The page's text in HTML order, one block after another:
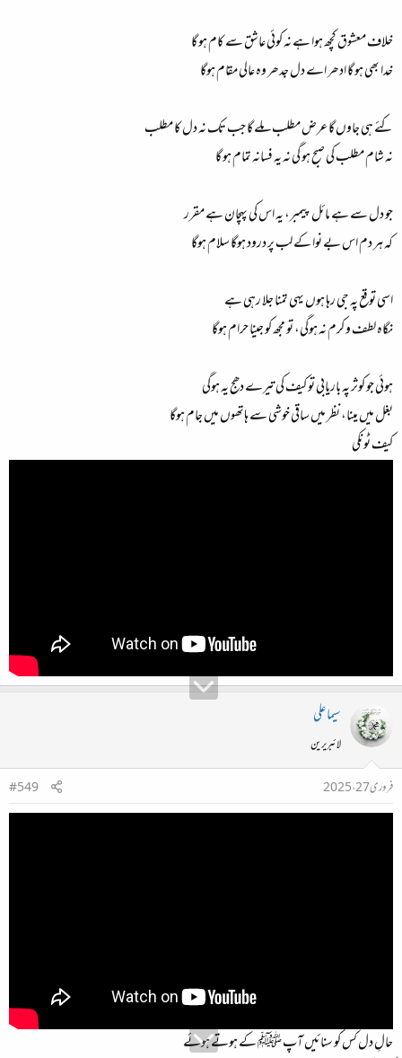
خلاف معشوق کچھ ہوا ہے نہ کوئی عاشق سے کام ہو گا
خدا بھی ہو گا ادھر اے دل جدھر وہ عالی مقام ہوگا
کئے ہی جاوں گا عرض مطلب ملے گا جب تک نہ دل کا مطلب
نہ شام مطلب کی صبح ہو گی نہ یہ فسانہ تمام ہو گا
جو دل سے ہے مائل پیمبر، یہ اس کی پہچان ہے مقرر
کہ ہر دم اس بے نوا کے لب پر درود ہوگا سلام ہوگا
اسی توقع پہ جی رہا ہوں یہی تمنا جلا رہی ہے
نگاہ لطف و کرم نہ ہوگی، تو مجھ کو جینا حرام ہوگا
ہوئی جو کوثر پہ باریابی تو کیف کی تیرے دھج یہ ہوگی
بغل میں مینا، نظر میں ساقی خوشی سے ہاتھوں میں جام ہوگا
کیف ٹونکی
سیما علی
لائبریرین
فروری 27، 2025
#549
حالِ دل کس کو سنائیں آپ ﷺ کے ہوتے ہوئے